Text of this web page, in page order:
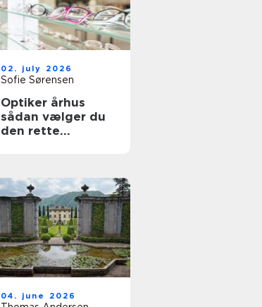
02. july 2026
Sofie Sørensen
Optiker århus
sådan vælger du
den rette
04. june 2026